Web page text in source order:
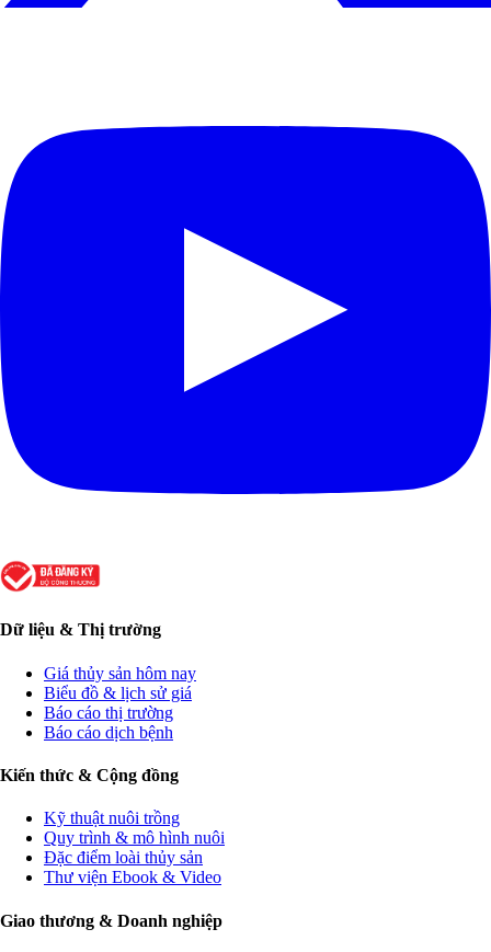
Dữ liệu & Thị trường
Giá thủy sản hôm nay
Biểu đồ & lịch sử giá
Báo cáo thị trường
Báo cáo dịch bệnh
Kiến thức & Cộng đồng
Kỹ thuật nuôi trồng
Quy trình & mô hình nuôi
Đặc điểm loài thủy sản
Thư viện Ebook & Video
Giao thương & Doanh nghiệp